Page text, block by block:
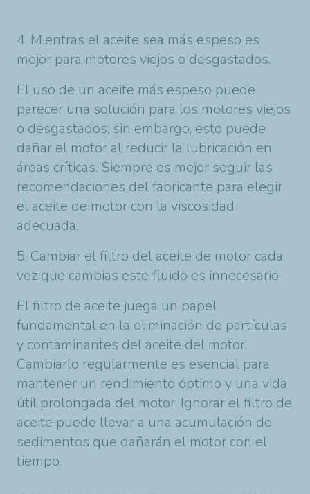
4. Mientras el aceite sea más espeso es
mejor para motores viejos o desgastados.
El uso de un aceite más espeso puede
parecer una solución para los motores viejos
o desgastados; sin embargo, esto puede
dañar el motor al reducir la lubricación en
áreas críticas. Siempre es mejor seguir las
recomendaciones del fabricante para elegir
el aceite de motor con la viscosidad
adecuada.
5. Cambiar el filtro del aceite de motor cada
vez que cambias este fluido es innecesario.
El filtro de aceite juega un papel
fundamental en la eliminación de partículas
y contaminantes del aceite del motor.
Cambiarlo regularmente es esencial para
mantener un rendimiento óptimo y una vida
útil prolongada del motor. Ignorar el filtro de
aceite puede llevar a una acumulación de
sedimentos que dañarán el motor con el
tiempo.